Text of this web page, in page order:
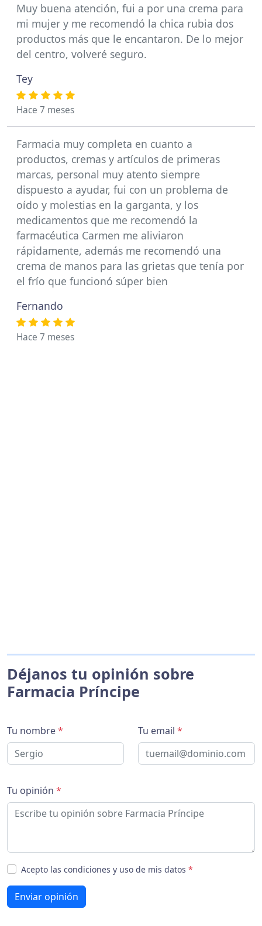
Muy buena atención, fui a por una crema para
mi mujer y me recomendó la chica rubia dos
productos más que le encantaron. De lo mejor
del centro, volveré seguro.
Tey
Hace 7 meses
Farmacia muy completa en cuanto a
productos, cremas y artículos de primeras
marcas, personal muy atento siempre
dispuesto a ayudar, fui con un problema de
oído y molestias en la garganta, y los
medicamentos que me recomendó la
farmacéutica Carmen me aliviaron
rápidamente, además me recomendó una
crema de manos para las grietas que tenía por
el frío que funcionó súper bien
Fernando
Hace 7 meses
Déjanos tu opinión sobre
Farmacia Príncipe
Tu nombre* Tu email *
Tu opinión *
Acepto las condiciones y uso de mis datos *
Enviar opinión